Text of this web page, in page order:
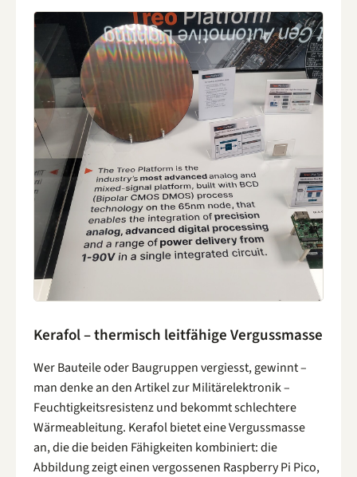
Kerafol – thermisch leitfähige Vergussmasse
Wer Bauteile oder Baugruppen vergiesst, gewinnt –
man denke an den Artikel zur Militärelektronik –
Feuchtigkeitsresistenz und bekommt schlechtere
Wärmeableitung. Kerafol bietet eine Vergussmasse
an, die die beiden Fähigkeiten kombiniert: die
Abbildung zeigt einen vergossenen Raspberry Pi Pico,